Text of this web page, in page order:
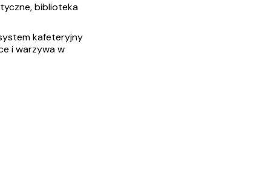
biblioteka
kafeteryjny
i warzywa w